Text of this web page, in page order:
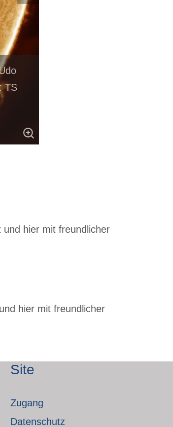
TS
und hier mit freundlicher
hier mit freundlicher
Site
Zugang
Datenschutz